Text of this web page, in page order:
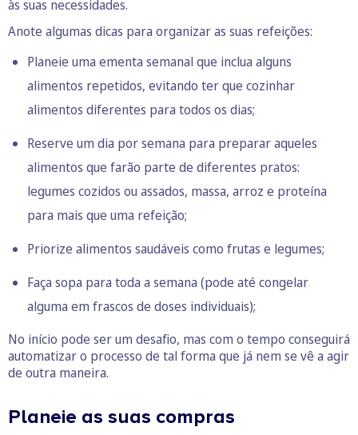
às suas necessidades.
Anote algumas dicas para organizar as suas refeições:
Planeie uma ementa semanal que inclua alguns
alimentos repetidos, evitando ter que cozinhar
alimentos diferentes para todos os dias;
Reserve um dia por semana para preparar aqueles
alimentos que farão parte de diferentes pratos:
legumes cozidos ou assados, massa, arroz e proteína
para mais que uma refeição;
Priorize alimentos saudáveis como frutas e legumes;
Faça sopa para toda a semana (pode até congelar
alguma em frascos de doses individuais);
No início pode ser um desafio, mas com o tempo conseguirá
automatizar o processo de tal forma que já nem se vê a agir
de outra maneira.
Planeie as suas compras